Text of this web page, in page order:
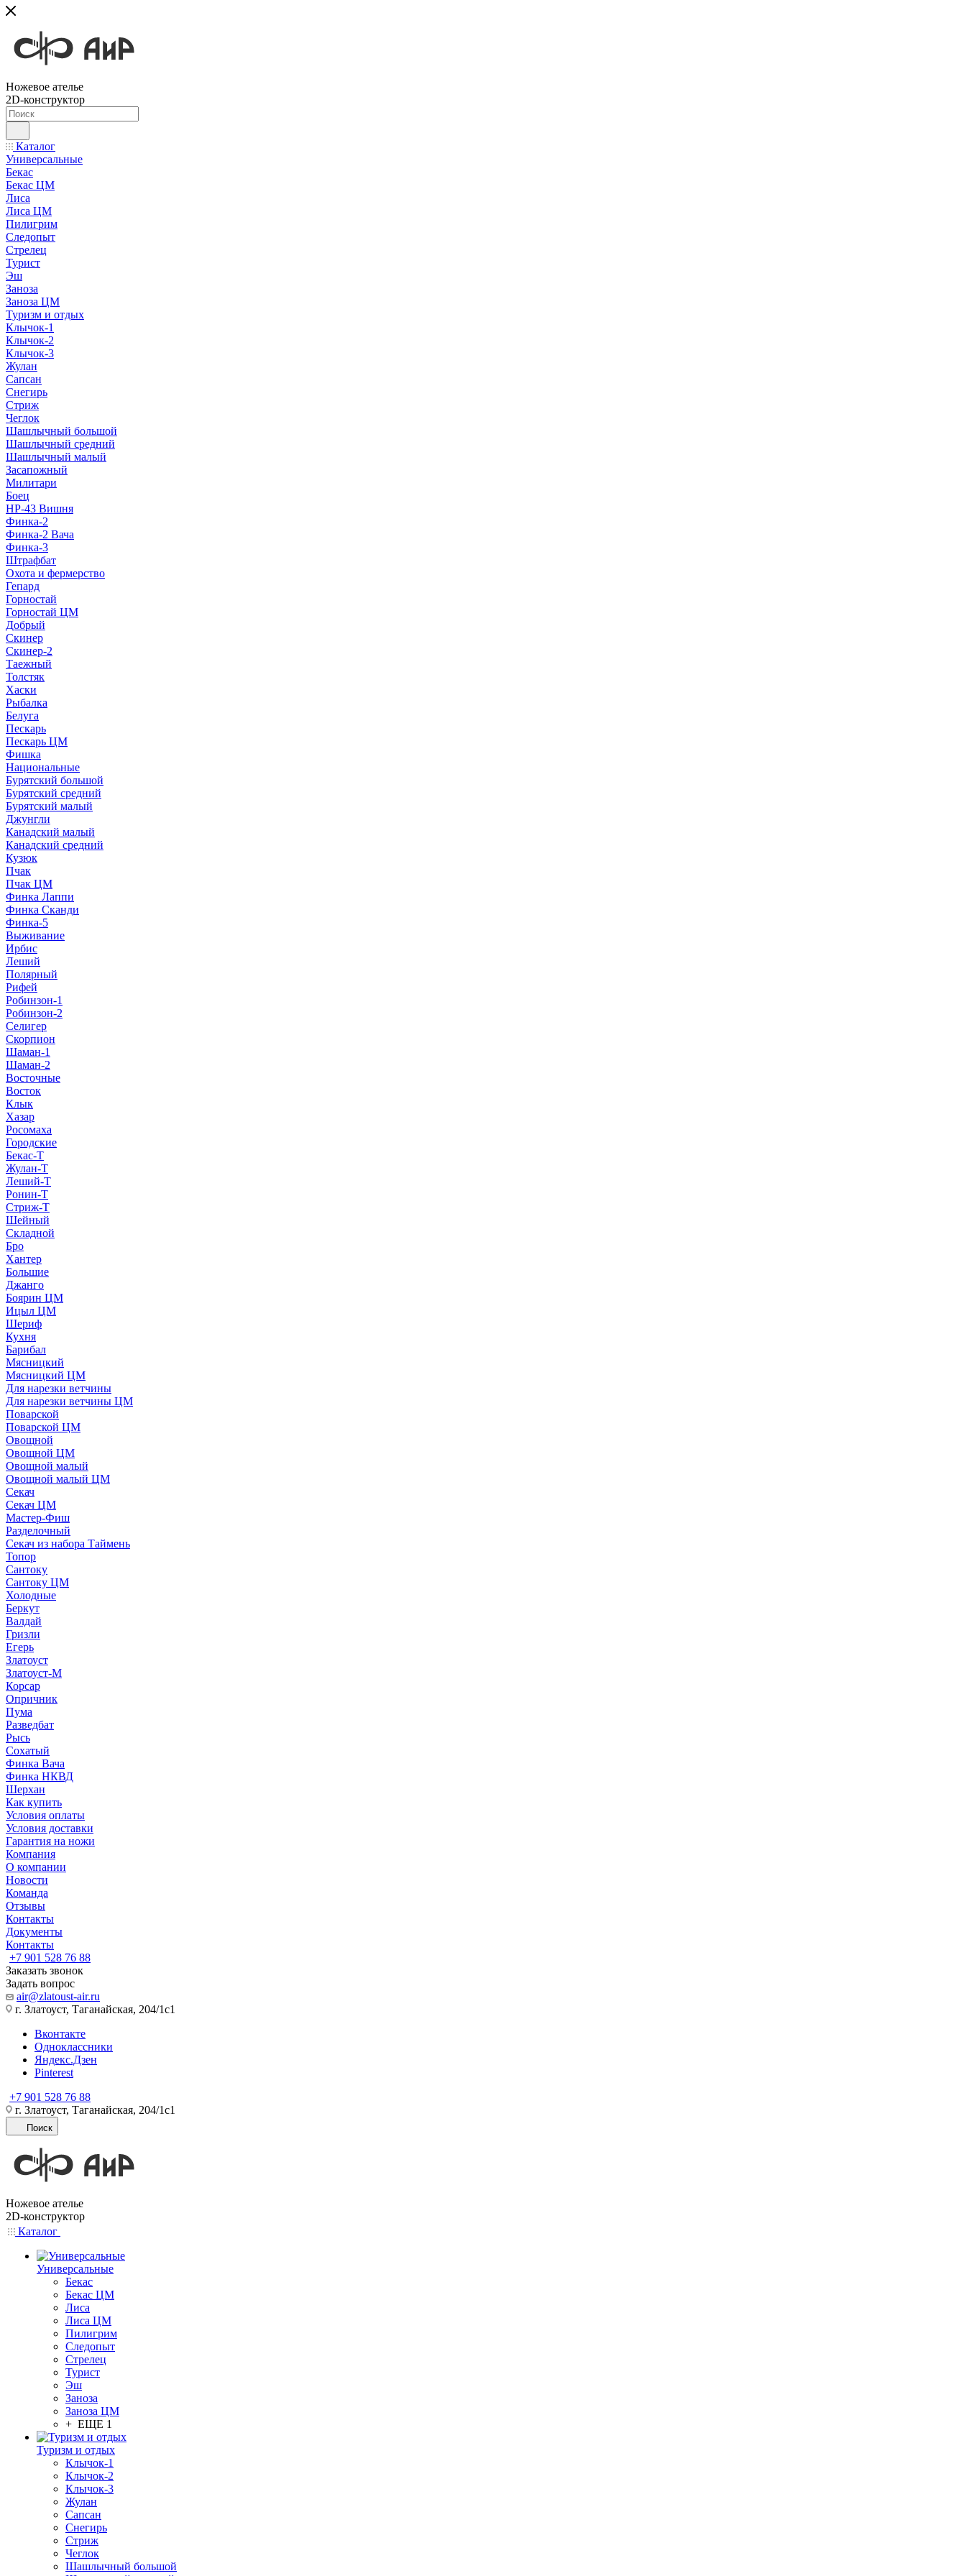
Ножевое ателье
2D-конструктор
Каталог
Универсальные
Бекас
Бекас ЦМ
Лиса
Лиса ЦМ
Пилигрим
Следопыт
Стрелец
Турист
Эш
Заноза
Заноза ЦМ
Туризм и отдых
Клычок-1
Клычок-2
Клычок-3
Жулан
Сапсан
Снегирь
Стриж
Чеглок
Шашлычный большой
Шашлычный средний
Шашлычный малый
Засапожный
Милитари
Боец
НР-43 Вишня
Финка-2
Финка-2 Вача
Финка-3
Штрафбат
Охота и фермерство
Гепард
Горностай
Горностай ЦМ
Добрый
Скинер
Скинер-2
Таежный
Толстяк
Хаски
Рыбалка
Белуга
Пескарь
Пескарь ЦМ
Фишка
Национальные
Бурятский большой
Бурятский средний
Бурятский малый
Джунгли
Канадский малый
Канадский средний
Кузюк
Пчак
Пчак ЦМ
Финка Лаппи
Финка Сканди
Финка-5
Выживание
Ирбис
Леший
Полярный
Рифей
Робинзон-1
Робинзон-2
Селигер
Скорпион
Шаман-1
Шаман-2
Восточные
Восток
Клык
Хазар
Росомаха
Городские
Бекас-Т
Жулан-Т
Леший-Т
Ронин-Т
Стриж-Т
Шейный
Складной
Бро
Хантер
Большие
Джанго
Боярин ЦМ
Ицыл ЦМ
Шериф
Кухня
Барибал
Мясницкий
Мясницкий ЦМ
Для нарезки ветчины
Для нарезки ветчины ЦМ
Поварской
Поварской ЦМ
Овощной
Овощной ЦМ
Овощной малый
Овощной малый ЦМ
Секач
Секач ЦМ
Мастер-Фиш
Разделочный
Секач из набора Таймень
Топор
Сантоку
Сантоку ЦМ
Холодные
Беркут
Валдай
Гризли
Егерь
Златоуст
Златоуст-М
Корсар
Опричник
Пума
Разведбат
Рысь
Сохатый
Финка Вача
Финка НКВД
Шерхан
Как купить
Условия оплаты
Условия доставки
Гарантия на ножи
Компания
О компании
Новости
Команда
Отзывы
Контакты
Документы
Контакты
+7 901 528 76 88
Заказать звонок
Задать вопрос
air@zlatoust-air.ru
г. Златоуст, Таганайская, 204/1с1
Вконтакте
Одноклассники
Яндекс.Дзен
Pinterest
+7 901 528 76 88
г. Златоуст, Таганайская, 204/1с1
Поиск
Ножевое ателье
2D-конструктор
Каталог
Универсальные
Бекас
Бекас ЦМ
Лиса
Лиса ЦМ
Пилигрим
Следопыт
Стрелец
Турист
Эш
Заноза
Заноза ЦМ
+ ЕЩЕ 1
Туризм и отдых
Клычок-1
Клычок-2
Клычок-3
Жулан
Сапсан
Снегирь
Стриж
Чеглок
Шашлычный большой